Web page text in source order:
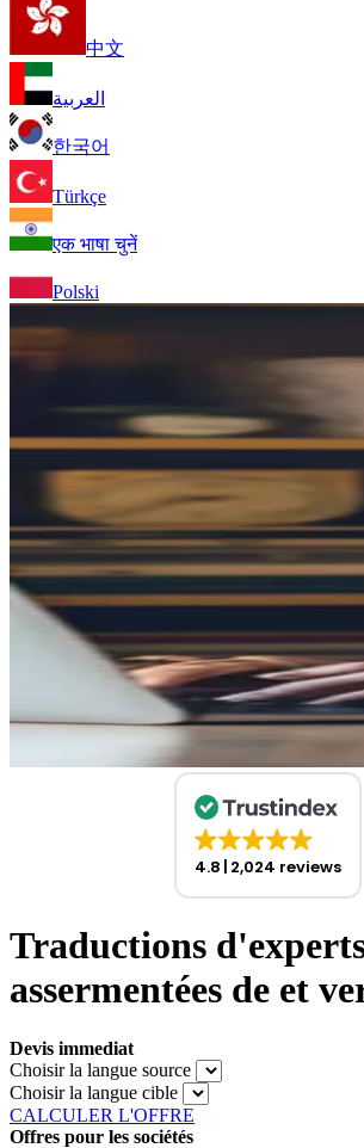
中文
العربية
한국어
Türkçe
एक भाषा चुनें
Polski
4.8 2,024 reviews
Traductions
assermentées de et
Devis immediat
Choisir la langue source
Choisir la langue cible
CALCULER L'OFFRE
Offres pour les sociétés